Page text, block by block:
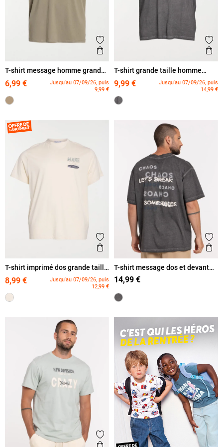
Ajouter aux favoris
Aperçu rapide
T-shirt message homme grande
6,99 €
Jusqu'au 07/09/26, puis
9,99 €
T-shirt grande taille homme
9,99 €
Jusqu'au 07/09/26, puis
14,99 €
Ajouter aux favoris
Aperçu rapide
T-shirt imprimé dos grande taille
homme
8,99 €
Jusqu'au 07/09/26, puis
12,99 €
T-shirt message dos et devant
homme
14,99 €
Ajouter aux favoris